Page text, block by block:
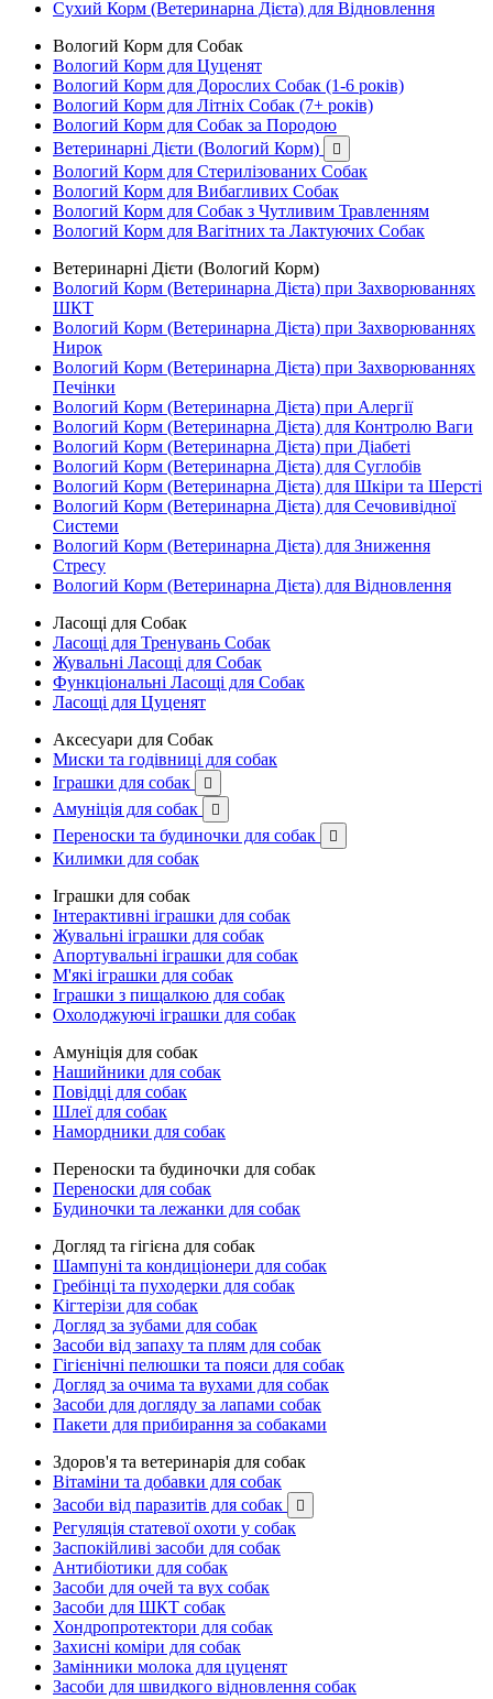
Сухий Корм (Ветеринарна Дієта) для Відновлення
Вологий Корм для Собак
Вологий Корм для Цуценят
Вологий Корм для Дорослих Собак (1-6 років)
Вологий Корм для Літніх Собак (7+ років)
Вологий Корм для Собак за Породою
Ветеринарні Дієти (Вологий Корм)

Вологий Корм для Стерилізованих Собак
Вологий Корм для Вибагливих Собак
Вологий Корм для Собак з Чутливим Травленням
Вологий Корм для Вагітних та Лактуючих Собак
Ветеринарні Дієти (Вологий Корм)
Вологий Корм (Ветеринарна Дієта) при Захворюваннях
ШКТ
Вологий Корм (Ветеринарна Дієта) при Захворюваннях
Нирок
Вологий Корм (Ветеринарна Дієта) при Захворюваннях
Печінки
Вологий Корм (Ветеринарна Дієта) при Алергії
Вологий Корм (Ветеринарна Дієта) для Контролю Ваги
Вологий Корм (Ветеринарна Дієта) при Діабеті
Вологий Корм (Ветеринарна Дієта) для Суглобів
Вологий Корм (Ветеринарна Дієта) для Шкіри та Шерсті
Вологий Корм (Ветеринарна Дієта) для Сечовивідної
Системи
Вологий Корм (Ветеринарна Дієта) для Зниження
Стресу
Вологий Корм (Ветеринарна Дієта) для Відновлення
Ласощі для Собак
Ласощі для Тренувань Собак
Жувальні Ласощі для Собак
Функціональні Ласощі для Собак
Ласощі для Цуценят
Аксесуари для Собак
Миски та годівниці для собак
Іграшки для собак

Амуніція для собак 
Переноски та будиночки для собак 
Килимки для собак
Іграшки для собак
Інтерактивні іграшки для собак
Жувальні іграшки для собак
Апортувальні іграшки для собак
М'які іграшки для собак
Іграшки з пищалкою для собак
Охолоджуючі іграшки для собак
Амуніція для собак
Нашийники для собак
Повідці для собак
Шлеї для собак
Намордники для собак
Переноски та будиночки для собак
Переноски для собак
Будиночки та лежанки для собак
Догляд та гігієна для собак
Шампуні та кондиціонери для собак
Гребінці та пуходерки для собак
Кігтерізи для собак
Догляд за зубами для собак
Засоби від запаху та плям для собак
Гігієнічні пелюшки та пояси для собак
Догляд за очима та вухами для собак
Засоби для догляду за лапами собак
Пакети для прибирання за собаками
Здоров'я та ветеринарія для собак
Вітаміни та добавки для собак
Засоби від паразитів для собак

Регуляція статевої охоти у собак
Заспокійливі засоби для собак
Антибіотики для собак
Засоби для очей та вух собак
Засоби для ШКТ собак
Хондропротектори для собак
Захисні коміри для собак
Замінники молока для цуценят
Засоби для швидкого відновлення собак